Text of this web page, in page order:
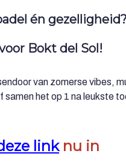
én
Bokt del Sol!
van zomerse vibes,
het op 1 na leukste
linknu in